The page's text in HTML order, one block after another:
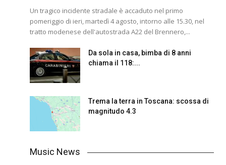
Un tragico incidente stradale è accaduto nel primo
pomeriggio di ieri, martedì 4 agosto, intorno alle 15.30, nel
tratto modenese dell'autostrada A22 del Brennero,...
Da sola in casa, bimba di 8 anni
chiama il 118:...
Trema la terra in Toscana: scossa di
magnitudo 4.3
Music News